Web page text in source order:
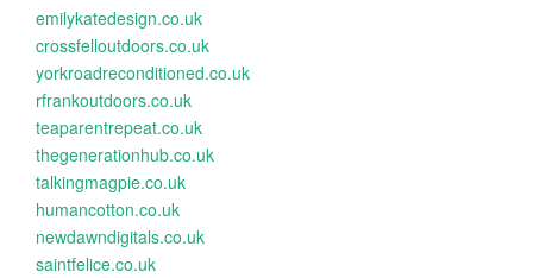
emilykatedesign.co.uk
crossfelloutdoors.co.uk
yorkroadreconditioned.co.uk
rfrankoutdoors.co.uk
teaparentrepeat.co.uk
thegenerationhub.co.uk
talkingmagpie.co.uk
humancotton.co.uk
newdawndigitals.co.uk
saintfelice.co.uk